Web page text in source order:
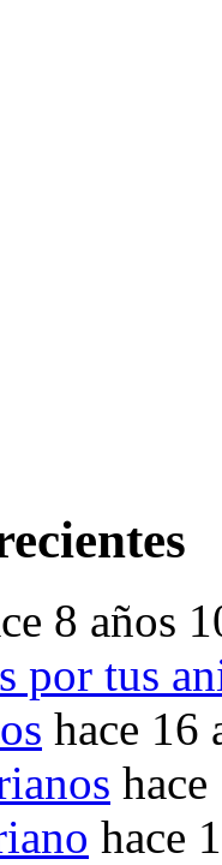
8 años
por tus
hace 16
hace